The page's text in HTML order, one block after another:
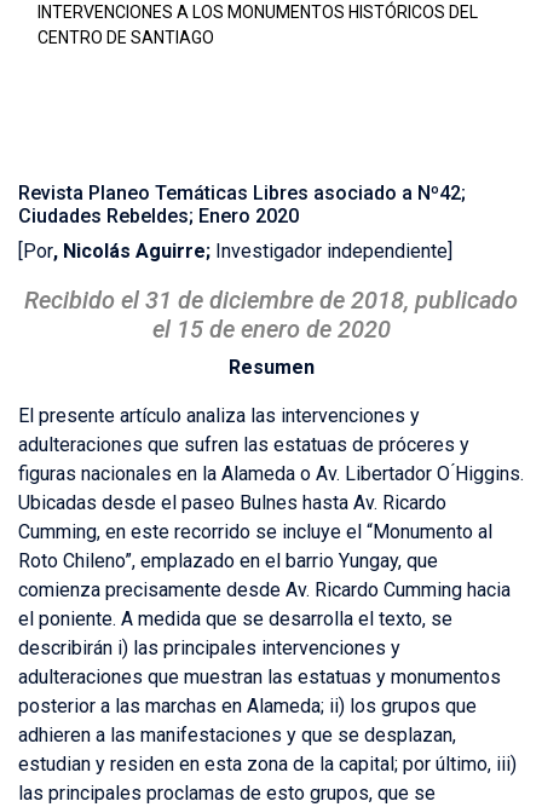
INTERVENCIONES A LOS MONUMENTOS HISTÓRICOS DEL
CENTRO DE SANTIAGO
Revista Planeo Temáticas Libres asociado a Nº42;
Ciudades Rebeldes; Enero 2020
[Por, Nicolás Aguirre; Investigador independiente]
Recibido el 31 de diciembre de 2018, publicado
el 15 de enero de 2020
Resumen
El presente artículo analiza las intervenciones y
adulteraciones que sufren las estatuas de próceres y
figuras nacionales en la Alameda o Av. Libertador O ́Higgins.
Ubicadas desde el paseo Bulnes hasta Av. Ricardo
Cumming, en este recorrido se incluye el “Monumento al
Roto Chileno”, emplazado en el barrio Yungay, que
comienza precisamente desde Av. Ricardo Cumming hacia
el poniente. A medida que se desarrolla el texto, se
describirán i) las principales intervenciones y
adulteraciones que muestran las estatuas y monumentos
posterior a las marchas en Alameda; ii) los grupos que
adhieren a las manifestaciones y que se desplazan,
estudian y residen en esta zona de la capital; por último, iii)
las principales proclamas de esto grupos, que se